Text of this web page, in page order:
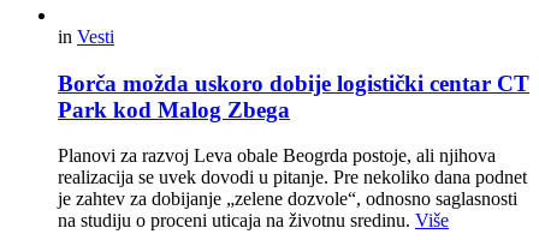
in Vesti
Borča možda uskoro dobije logistički centar CT
Park kod Malog Zbega
Planovi za razvoj Leva obale Beogrda postoje, ali njihova
realizacija se uvek dovodi u pitanje. Pre nekoliko dana podnet
je zahtev za dobijanje „zelene dozvole“, odnosno saglasnosti
na studiju o proceni uticaja na životnu sredinu. Više